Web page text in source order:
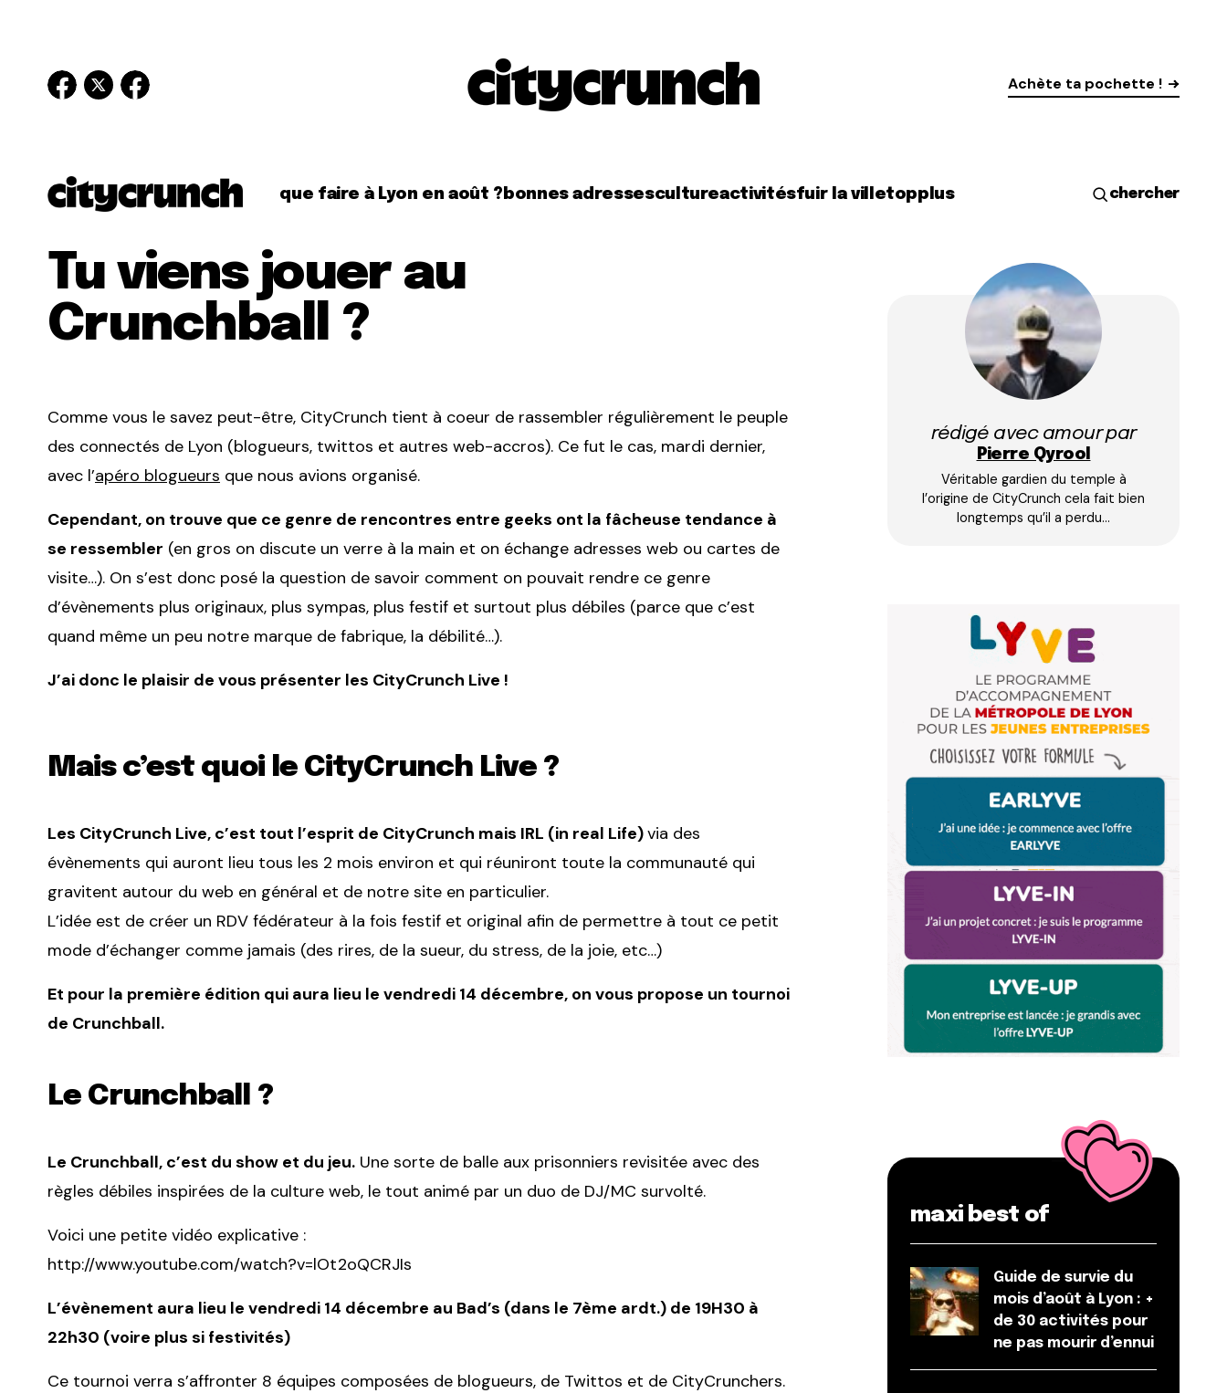
Achète ta pochette !
que faire à Lyon en août ? bonnes adressescultureactivitésfuir la villetopplus chercher
Tu viens jouer au
Crunchball ?
Comme vous le savez peut-être, CityCrunch tient à coeur de rassembler régulièrement le peuple
des connectés de Lyon (blogueurs, twittos et autres web-accros). Ce fut le cas, mardi dernier,
avec l’apéro blogueurs que nous avions organisé.
Cependant, on trouve que ce genre de rencontres entre geeks ont la fâcheuse tendance à
se ressembler (en gros on discute un verre à la main et on échange adresses web ou cartes de
visite…). On s’est donc posé la question de savoir comment on pouvait rendre ce genre
d’évènements plus originaux, plus sympas, plus festif et surtout plus débiles (parce que c’est
quand même un peu notre marque de fabrique, la débilité…).
J’ai donc le plaisir de vous présenter les CityCrunch Live !
Mais c’est quoi le CityCrunch Live ?
Les CityCrunch Live, c’est tout l’esprit de CityCrunch mais IRL (in real Life)via des
évènements qui auront lieu tous les 2 mois environ et qui réuniront toute la communauté qui
gravitent autour du web en général et de notre site en particulier.
L’idée est de créer un RDV fédérateur à la fois festif et original afin de permettre à tout ce petit
mode d’échanger comme jamais (des rires, de la sueur, du stress, de la joie, etc…)
Et pour la première édition qui aura lieu le vendredi 14 décembre, on vous propose un tournoi
de Crunchball.
Le Crunchball ?
Le Crunchball, c’est du show et du jeu. Une sorte de balle aux prisonniers revisitée avec des
règles débiles inspirées de la culture web, le tout animé par un duo de DJ/MC survolté.
Voici une petite vidéo explicative :
http://www.youtube.com/watch?v=lOt2oQCRJIs
L’évènement aura lieu le vendredi 14 décembre au Bad’s (dans le 7ème ardt.) de 19H30 à
22h30 (voire plus si festivités)
Ce tournoi verra s’affronter 8 équipes composées de blogueurs, de Twittos et de CityCrunchers.
rédigé avec amour par
Pierre Qyrool
Véritable gardien du temple à
l’origine de CityCrunch cela fait bien
longtemps qu’il a perdu…
maxi best of
Guide de survie du
mois d’août à Lyon : +
de 30 activités pour
ne pas mourir d’ennui